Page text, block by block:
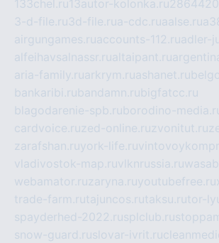
133chel.ru13autor-kolonka.ru
3-d-file.ru3d-file.rua-cdc.ruaalse.ru
airgungames.ruaccounts-112.ruadler-
alfeihavsalnassr.rualtaipant.ru
aria-family.ruarkrym.ruashanet.ru
bankaribi.rubandamn.rubigfatcc.ru
blagodarenie-spb.ruborodino-
cardvoice.ruzed-online.ruzvonitut.ru
zarafshan.ruyork-life.ru
vladivostok-map.ruvlknrussia.ru
webamator.ruzaryna.ruyoutubefree.ru
trade-farm.rutajuncos.rutaksu.rutor-
spayderhed-2022.rusplclub.ru
snow-guard.ruslovar-ivrit.ru